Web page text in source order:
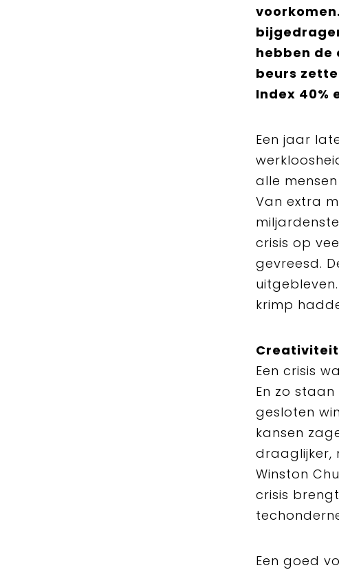
hebben de
beurs
Index 40%
Een jaar
alle
Van extra
crisis op
gevreesd.
krimp
Een crisis
En zo
gesloten
kansen
draaglijker,
Winston
crisis
Een goed